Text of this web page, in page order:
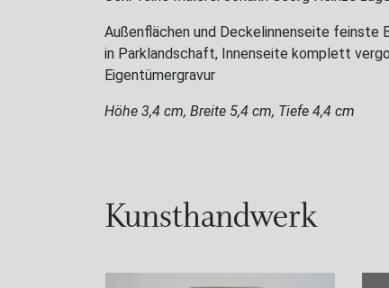
Außenflächen und Deckelinnenseite feinste
in Parklandschaft, Innenseite komplett
Eigentümergravur
Höhe 3,4 cm, Breite 5,4 cm, Tiefe 4,4 cm
Kunsthandwerk